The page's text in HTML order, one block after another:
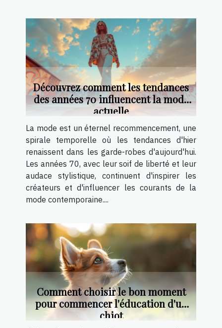
Découvrez comment les tendances
des années 70 influencent la mode
actuelle
La mode est un éternel recommencement, une
spirale temporelle où les tendances d'hier
renaissent dans les garde-robes d'aujourd'hui.
Les années 70, avec leur soif de liberté et leur
audace stylistique, continuent d'inspirer les
créateurs et d'influencer les courants de la
mode contemporaine....
Comment choisir le bon moment
pour commencer l'éducation d'un
chiot